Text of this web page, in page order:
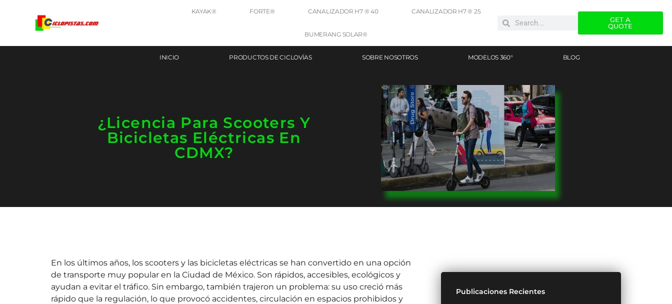
KAYAK® FORTE® CANALIZADOR H7 ® 40 CANALIZADOR H7 ® 25
BUMERANG SOLAR®
GET A
QUOTE
INICIO PRODUCTOS DE CICLOVÍAS SOBRE NOSOTROS MODELOS 360° BLOG
¿Licencia Para Scooters Y
Bicicletas Eléctricas En
CDMX?
En los últimos años, los scooters y las bicicletas eléctricas se han convertido en una opción
de transporte muy popular en la Ciudad de México. Son rápidos, accesibles, ecológicos y
ayudan a evitar el tráfico. Sin embargo, también trajeron un problema: su uso creció más
rápido que la regulación, lo que provocó accidentes, circulación en espacios prohibidos y
Publicaciones Recientes